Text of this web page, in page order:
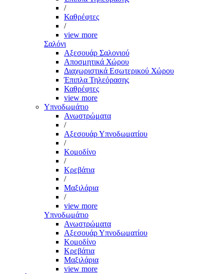
/
Καθρέφτες
/
view more
Σαλόνι
Αξεσουάρ Σαλονιού
Αποσμητικά Χώρου
Διαχωριστικά Εσωτερικού Χώρου
Έπιπλα Τηλεόρασης
Καθρέφτες
view more
Υπνοδωμάτιο
Ανωστρώματα
/
Αξεσουάρ Υπνοδωματίου
/
Κομοδίνο
/
Κρεβάτια
/
Μαξιλάρια
/
view more
Υπνοδωμάτιο
Ανωστρώματα
Αξεσουάρ Υπνοδωματίου
Κομοδίνο
Κρεβάτια
Μαξιλάρια
view more